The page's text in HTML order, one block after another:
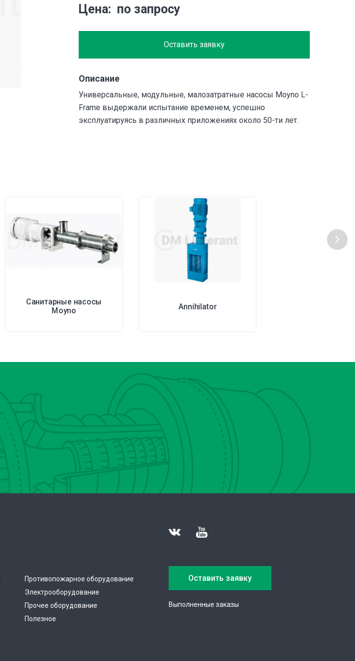
Цена по запросу
Оставить заявку
Описание
Универсальные, модульные, малозатратные насосы Moyno L-
Frame выдержали испытание временем, успешно
эксплуатируясь в различных приложениях около 50-ти лет.
Санитарные насосы
Moyno Annihilator
Противопожарное оборудование
Электрооборудование
Прочее оборудование
Полезное
Оставить заявку
Выполненные заказы